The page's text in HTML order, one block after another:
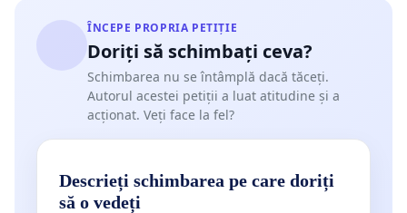
ÎNCEPE PROPRIA PETIȚIE
Doriți să schimbați ceva?
Schimbarea nu se întâmplă dacă tăceți.
Autorul acestei petiții a luat atitudine și a
acționat. Veți face la fel?
Descrieți schimbarea pe care doriți
să o vedeți